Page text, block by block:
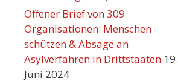
Offener Brief von 309
Organisationen: Menschen
schützen & Absage an
Asylverfahren in Drittstaaten 19.
Juni 2024